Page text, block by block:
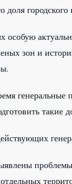
доля
особую
зон и
генеральные